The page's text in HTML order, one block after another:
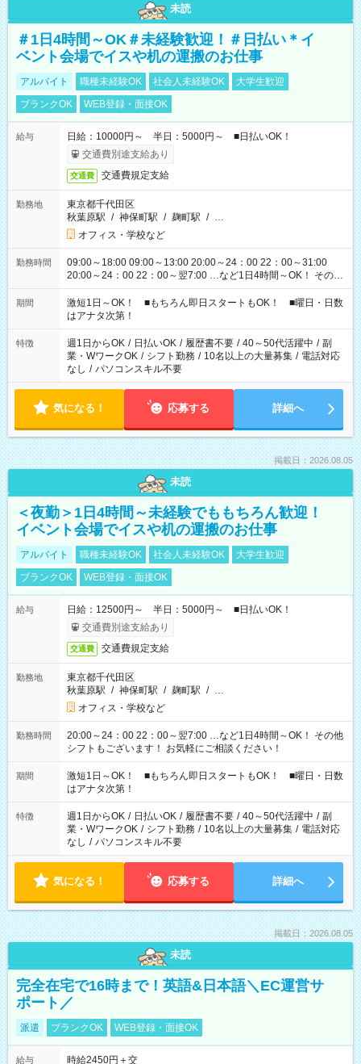
未読
＃1日4時間～OK＃未経験歓迎！＃日払い＊イ
ベント会場でイスや机の運搬のお仕事
アルバイト 職種未経験OK 社会人未経験OK
大学生歓迎
ブランクOK
WEB登録・面接OK
給与
日給：10000円～ 半日：5000円～ ■日払いOK！
交通費別途支給あり
交通費 交通費規定支給
勤務地
東京都千代田区
秋葉原駅 / 神保町駅 / 麹町駅 / …
オフィス・学校など
勤務時間
09:00～18:00 09:00～13:00 20:00～24：00 22：00～31:00
20:00～24：00 22：00～翌7:00 …など1日4時間～OK！ その他
シフトもございます！ お気軽にご相談ください！
期間
激短1日～OK！ ■もちろん即日スタートもOK！ ■曜日・日数
はアナタ次第！
特徴 週1日からOK / 日払いOK / 履歴書不要 / 40～50代活躍中 / 副
業・WワークOK / シフト勤務 / 10名以上の大量募集 / 電話対応
なし / パソコンスキル不要
気になる！ 応募する 詳細へ
掲載日：2026.08.05
未読
＜夜勤＞1日4時間～未経験でももちろん歓迎！
イベント会場でイスや机の運搬のお仕事
アルバイト 職種未経験OK 社会人未経験OK
大学生歓迎
ブランクOK
WEB登録・面接OK
給与
日給：12500円～ 半日：5000円～ ■日払いOK！
交通費別途支給あり
交通費 交通費規定支給
勤務地
東京都千代田区
秋葉原駅 / 神保町駅 / 麹町駅 / …
オフィス・学校など
勤務時間
20:00～24：00 22：00～翌7:00 …など1日4時間～OK！ その他
シフトもございます！ お気軽にご相談ください！
期間
激短1日～OK！ ■もちろん即日スタートもOK！ ■曜日・日数
はアナタ次第！
特徴 週1日からOK / 日払いOK / 履歴書不要 / 40～50代活躍中 / 副
業・WワークOK / シフト勤務 / 10名以上の大量募集 / 電話対応
なし / パソコンスキル不要
気になる！ 応募する 詳細へ
掲載日：2026.08.05
未読
完全在宅で16時まで！英語&日本語＼EC運営サ
ポート／
派遣 ブランクOK WEB登録・面接OK
給与 時給2450円＋交